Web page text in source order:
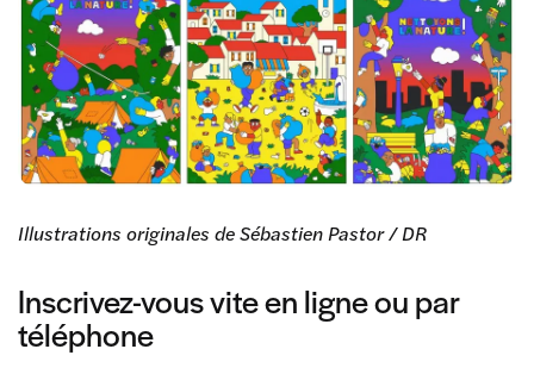
Illustrations originales de Sébastien Pastor / DR
Inscrivez-vous vite en ligne ou par
téléphone